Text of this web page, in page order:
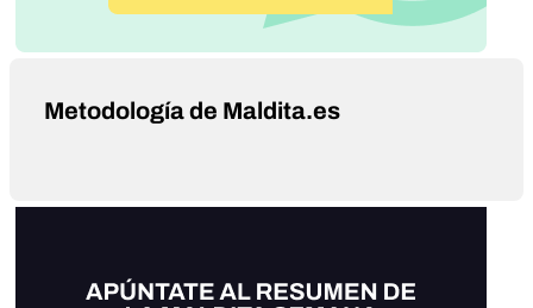
Metodología de Maldita.es